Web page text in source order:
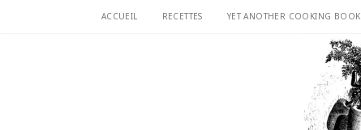
ACCUEIL RECETTES YET ANOTHER COOKING BOOK